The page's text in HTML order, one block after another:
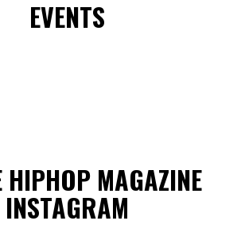
EVENTS
HIPHOP MAGAZINE
INSTAGRAM